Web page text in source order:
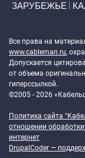
ЗАРУБЕЖЬЕ
Все права на
www.cableman.ru,
Допускается
от объема
гиперссылкой.
©2005 - 2026
Политика сайта
отношении
интернет
DrupalCoder —